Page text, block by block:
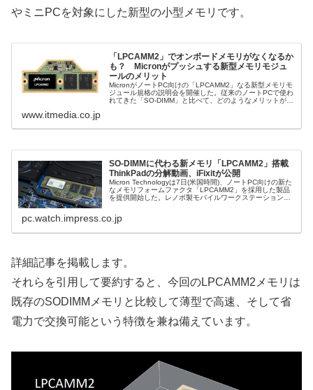
やミニPCを対象にした新型の小型メモリです。
「LPCAMM2」でオンボードメモリがなくなるか
も？ Micronがプッシュする新型メモリモジュ
ールのメリット
MicronがノートPC向けの「LPCAMM2」なる新型メモリモ
ジュール規格の説明会を開催した。従来のノートPCで使わ
れてきた「SO-DIMM」と比べて、どのようなメリットがあ
www.itmedia.co.jp
SO-DIMMに代わる新メモリ「LPCAMM2」搭載
ThinkPadの分解動画、iFixitが公開
Micron Technologyは7日(米国時間)、ノートPC向けの新た
なメモリフォームファクタ「LPCAMM2」を採用した製品
を提供開始した。レノボ製モバイルワークステーション
pc.watch.impress.co.jp
詳細記事を掲載します。
それらを引用して要約すると、今回のLPCAMM2メモリは
既存のSODIMMメモリと比較して薄型で高速、そして省
電力で交換可能という特徴を兼ね備えています。